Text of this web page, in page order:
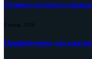
10 июня состоится
8 июня, 2026
Профобучение для